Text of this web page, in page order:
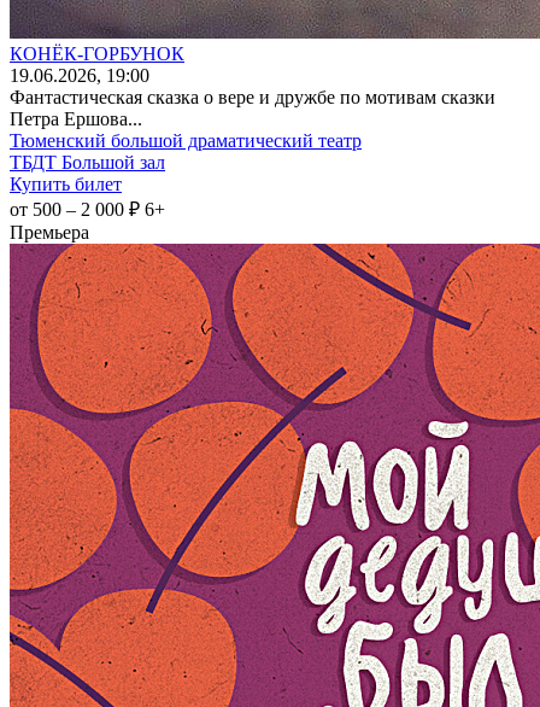
КОНЁК-ГОРБУНОК
19.06.2026, 19:00
Фантастическая сказка о вере и дружбе по мотивам сказки
Петра Ершова...
Тюменский большой драматический театр
ТБДТ Большой зал
Купить билет
от 500 – 2 000 ₽ 6+
Премьера